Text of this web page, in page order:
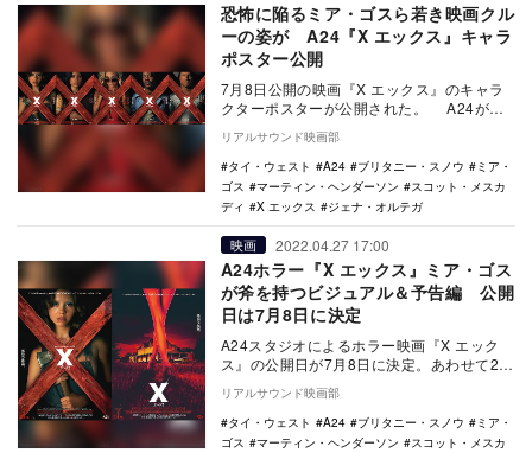
恐怖に陥るミア・ゴスら若き映画クル
ーの姿が A24『X エックス』キャラ
ポスター公開
7月8日公開の映画『X エックス』のキャラ
クターポスターが公開された。 A24が手
がける本作は、映画製作で一旗揚げようと
目論…
リアルサウンド映画部
タイ・ウェスト
A24 ブリタニー・スノウ
ミア・
ゴス
マーティン・ヘンダーソン
スコット・メスカ
ディ
X エックス ジェナ・オルテガ
映画 2022.04.27 17:00
A24ホラー『X エックス』ミア・ゴス
が斧を持つビジュアル＆予告編 公開
日は7月8日に決定
A24スタジオによるホラー映画『X エック
ス』の公開日が7月8日に決定。あわせて2種
類のポスタービジュアルと第1弾予告編が公
開さ…
リアルサウンド映画部
タイ・ウェスト
A24 ブリタニー・スノウ
ミア・
ゴス
マーティン・ヘンダーソン
スコット・メスカ